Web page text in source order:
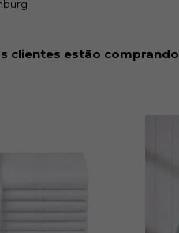
clientes estão comprando